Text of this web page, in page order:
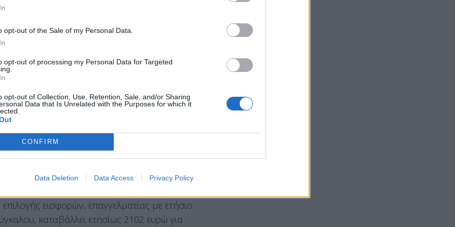
opt-out of the Sale of my Personal Data.
opt-out of processing my Personal Data for Targeted
opt-out of Collection, Use, Retention, Sale, and/or Sharing
Data that Is Unrelated with the Purposes for which it
CONFIRM
Data Deletion Data Access Privacy Policy
και να καθιερώσει, χωρίς αστερίσκους
και δίκαιο περιβάλλον κοινωνικής
την αξιοπιστία και την
ασφάλισης και αποδοχές 2000 ευρώ μισθό, με
1030 ευρώ έναντι 997 ευρώ που
36 έτη ασφάλισης και αποδοχές
κύρια σύνταξη ύψους 1379 ευρώ ενώ με
1269 ευρώ.
εισφορών, επαγγελματίας με ετήσιο
καταβάλλει ετησίως 2102 ευρώ για